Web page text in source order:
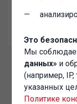
Это
Мы
данных» и
(например, IP,
указанных
Политике